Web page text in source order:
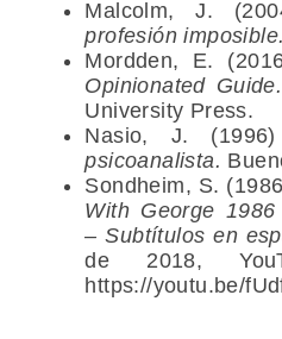
Malcolm, J.
profesión imposible.
Mordden, E.
Opinionated Guide.
University Press.
Nasio, J.
psicoanalista.
Sondheim, S.
With George
– Subtítulos en
de 2018,
https://youtu.be/